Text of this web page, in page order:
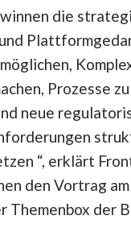
die
Prozesse zu
neue
“, erklärt
den Vortrag
Themenbox der